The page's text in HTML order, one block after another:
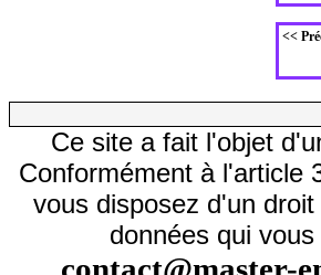
<<
Ce site a fait l'objet
Conformément à l'article
vous disposez d'un
données qui